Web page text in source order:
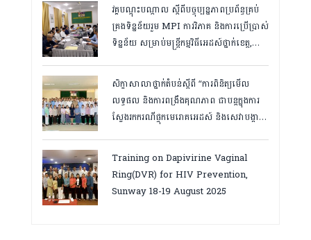
វគ្គបណ្ដុះបណ្តាល ស្តីពីបច្ចុប្បន្នភាពប្រព័ន្ធគ្រប់
គ្រងទិន្នន័យរួម MPI ការវិភាគ និងការប្រើប្រាស់
ទិន្នន័យ សម្រាប់មន្រ្តីកម្មវិធីអេដស៍ថ្នាក់ខេត្ត,
សិក្ខាសាលាថ្នាក់តំបន់ស្តីពី “ការពិនិត្យមើល
លទ្ធផល និងការពង្រឹងគុណភាព ជាបន្តក្នុងការ
ស្វែងរកករណីផ្ទុកមេរោគអេដស៍ និងសេវាបង្ការ
សម្រេចគោលដៅ ៩៥-៩៥-៩៥”, តាកែវ
ថ្ងៃទី១២-១៣ សីហា ២០២៥
Training on Dapivirine Vaginal
Ring(DVR) for HIV Prevention,
Sunway 18-19 August 2025